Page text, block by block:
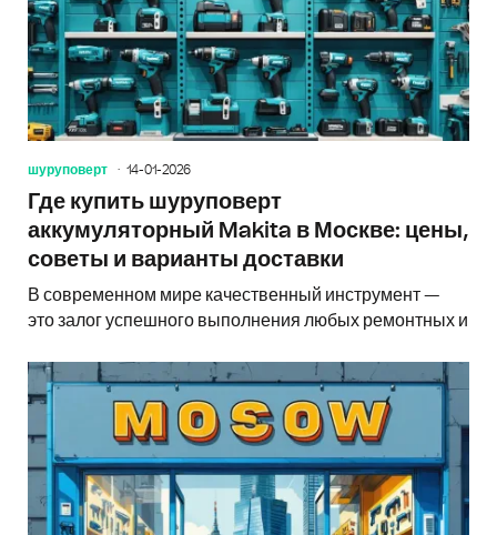
шуруповерт 14-01-2026
Где купить шуруповерт
аккумуляторный Makita в Москве: цены,
советы и варианты доставки
В современном мире качественный инструмент —
это залог успешного выполнения любых ремонтных и